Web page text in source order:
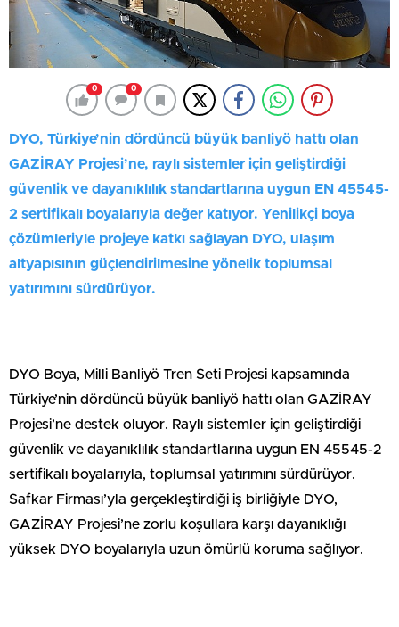
0 0
DYO, Türkiye’nin dördüncü büyük banliyö hattı olan
GAZİRAY Projesi’ne, raylı sistemler için geliştirdiği
güvenlik ve dayanıklılık standartlarına uygun EN 45545-
2 sertifikalı boyalarıyla değer katıyor. Yenilikçi boya
çözümleriyle projeye katkı sağlayan DYO, ulaşım
altyapısının güçlendirilmesine yönelik toplumsal
yatırımını sürdürüyor.
DYO Boya, Milli Banliyö Tren Seti Projesi kapsamında
Türkiye’nin dördüncü büyük banliyö hattı olan GAZİRAY
Projesi’ne destek oluyor. Raylı sistemler için geliştirdiği
güvenlik ve dayanıklılık standartlarına uygun EN 45545-2
sertifikalı boyalarıyla, toplumsal yatırımını sürdürüyor.
Safkar Firması’yla gerçekleştirdiği iş birliğiyle DYO,
GAZİRAY Projesi’ne zorlu koşullara karşı dayanıklığı
yüksek DYO boyalarıyla uzun ömürlü koruma sağlıyor.